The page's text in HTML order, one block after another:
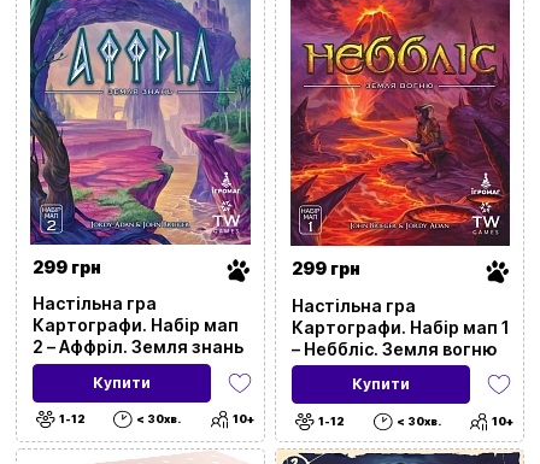
Скинути всі фільтри
Ціна
20 9999
Бренд
Категорія
299 грн
Настільна гра
Картографи. Набір мап
2 – Аффріл. Земля знань
Купити
1-12 < 30хв. 10+
299 грн
Настільна гра
Картографи. Набір мап 1
– Неббліс. Земля вогню
Купити
1-12 < 30хв. 10+